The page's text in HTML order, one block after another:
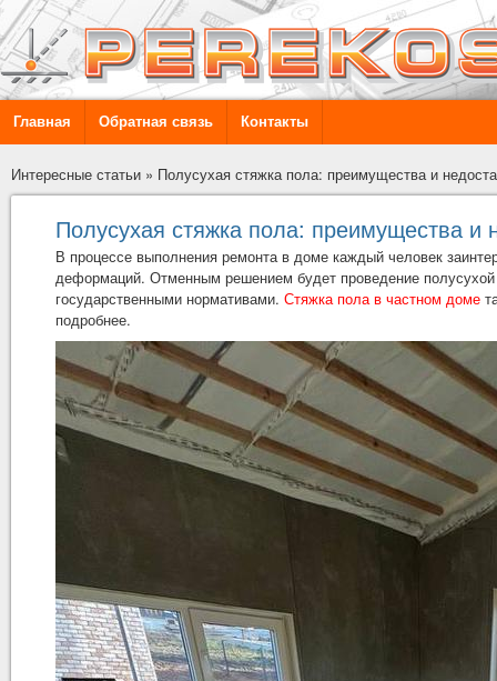
Главная Обратная связь Контакты
Интересные статьи » Полусухая стяжка пола: преимущества и
Полусухая стяжка пола: преимущества и
В процессе выполнения ремонта в доме каждый человек
деформаций. Отменным решением будет проведение
государственными нормативами. Стяжка пола в частном доме
подробнее.